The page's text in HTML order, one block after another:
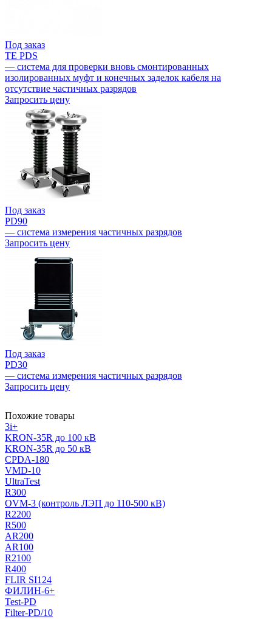
Под заказ
TE PDS
— система для проверки вновь смонтированных
изолированных муфт и конечных заделок кабеля на
отсутствие частичных разрядов
Запросить цену
Под заказ
PD90
— система измерения частичных разрядов
Запросить цену
Под заказ
PD30
— система измерения частичных разрядов
Запросить цену
Похожие товары
3i+
KRON-35R до 100 кВ
KRON-35R до 50 кВ
CPDA-180
VMD-10
UltraTest
R300
OVM-3 (контроль ЛЭП до 110-500 кВ)
R2200
R500
AR200
AR100
R2100
R400
FLIR SI124
ФИЛИН-6+
Test-PD
Filter-PD/10